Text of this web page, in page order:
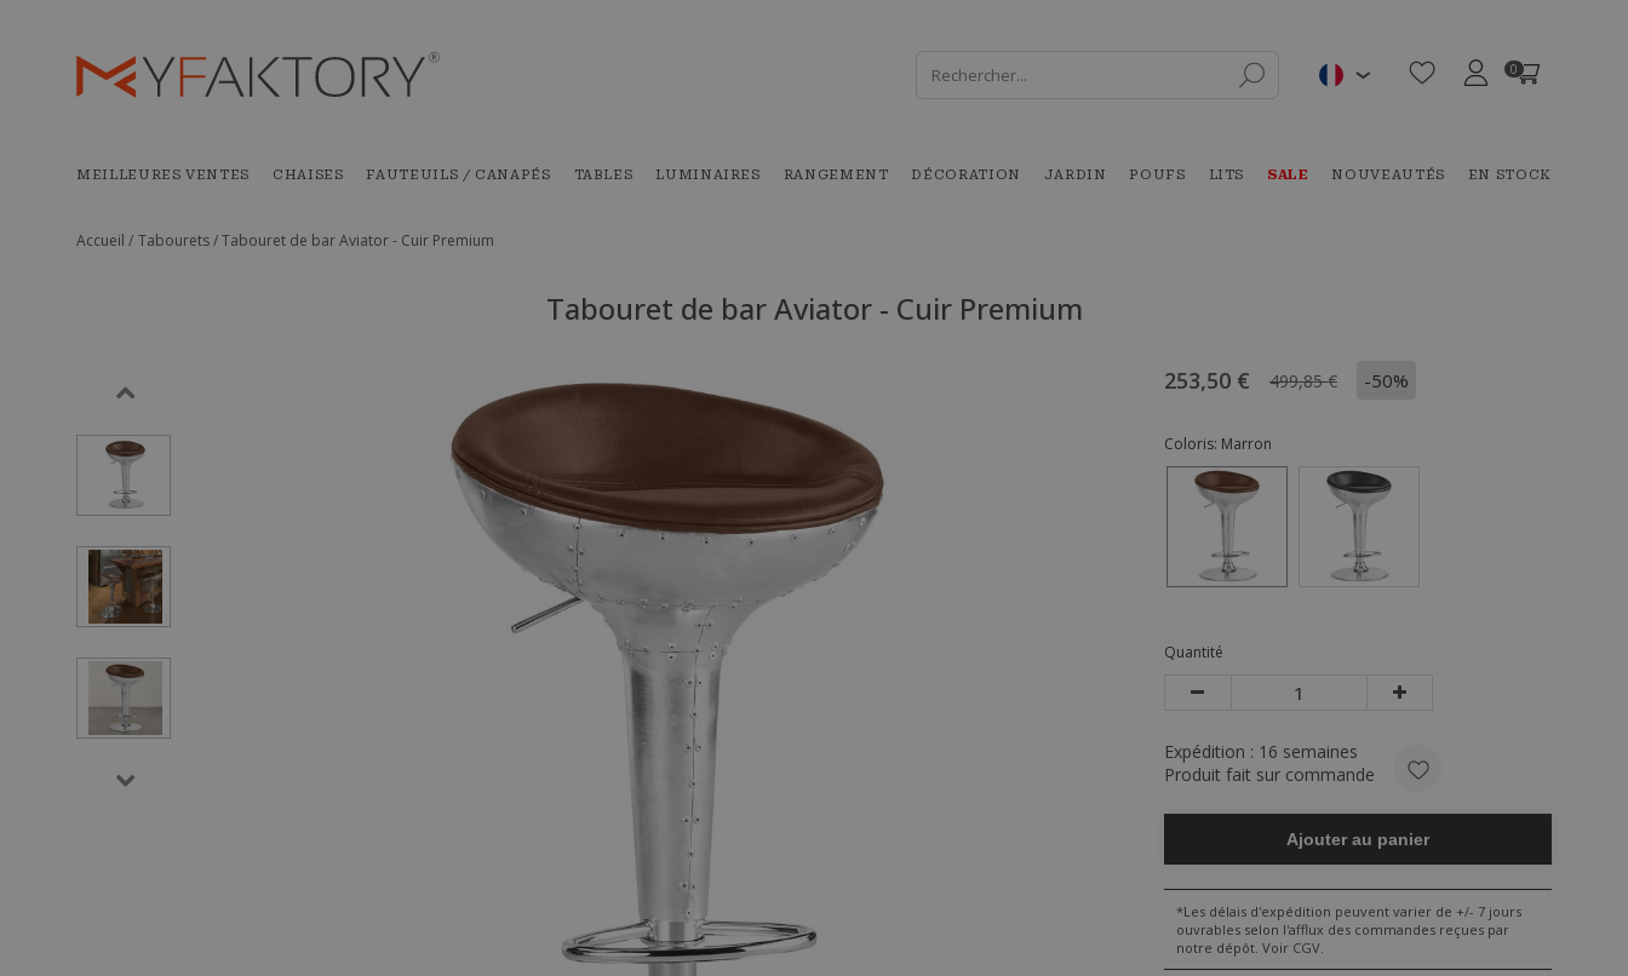
0
MEILLEURES VENTES CHAISES FAUTEUILS / CANAPÉS TABLES LUMINAIRES RANGEMENT DÉCORATION JARDIN POUFS LITS SALE NOUVEAUTÉS EN STOCK
Accueil / Tabourets /Tabouret de bar Aviator - Cuir Premium
Tabouret de bar Aviator - Cuir Premium
253,50 € 499,85 € -50%
Coloris: Marron
Quantité
Expédition : 16 semaines
Produit fait sur commande
Ajouter au panier
*Les délais d'expédition peuvent varier de +/- 7 jours
ouvrables selon l'afflux des commandes reçues par
notre dépôt. Voir CGV.